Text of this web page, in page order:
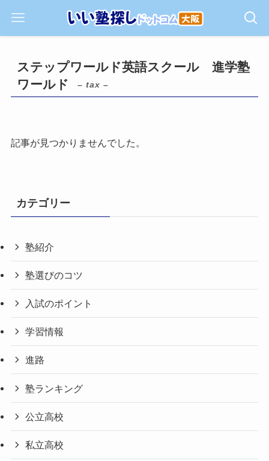
ステップワールド英語スクール 進学塾
ワールド
– tax –
記事が見つかりませんでした。
カテゴリー
塾紹介
塾選びのコツ
入試のポイント
学習情報
進路
塾ランキング
公立高校
私立高校